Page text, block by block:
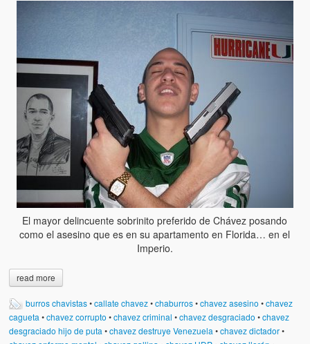
El mayor delincuente sobrinito preferido de Chávez posando
como el asesino que es en su apartamento en Florida… en el
Imperio.
read more
burros chavistas•callate chavez•chaburros•chavez asesino •chavez
cagueta •chavez corrupto •chavez criminal •chavez desgraciado •chavez
desgraciado hijo de puta •chavez destruye Venezuela •chavez dictador•